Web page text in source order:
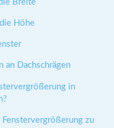
Breite
Höhe
an Dachschrägen
in
zu